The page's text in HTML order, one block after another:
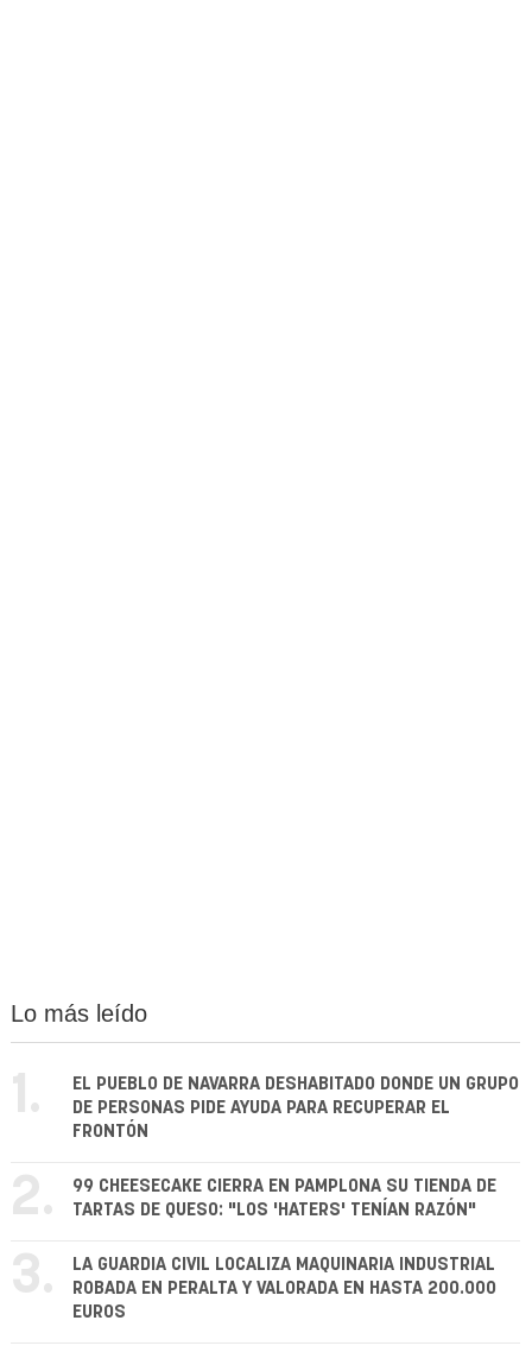
Lo más leído
1.
EL PUEBLO DE NAVARRA DESHABITADO DONDE UN GRUPO
DE PERSONAS PIDE AYUDA PARA RECUPERAR EL
FRONTÓN
2.
99 CHEESECAKE CIERRA EN PAMPLONA SU TIENDA DE
TARTAS DE QUESO: "LOS 'HATERS' TENÍAN RAZÓN"
3.
LA GUARDIA CIVIL LOCALIZA MAQUINARIA INDUSTRIAL
ROBADA EN PERALTA Y VALORADA EN HASTA 200.000
EUROS